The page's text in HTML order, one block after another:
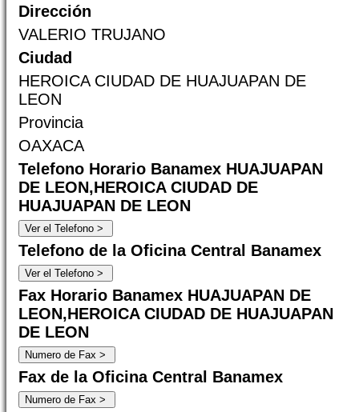
Dirección
VALERIO TRUJANO
Ciudad
HEROICA CIUDAD DE HUAJUAPAN DE
LEON
Provincia
OAXACA
Telefono Horario Banamex HUAJUAPAN
DE LEON,HEROICA CIUDAD DE
HUAJUAPAN DE LEON
Telefono de la Oficina Central Banamex
Fax Horario Banamex HUAJUAPAN DE
LEON,HEROICA CIUDAD DE HUAJUAPAN
DE LEON
Fax de la Oficina Central Banamex